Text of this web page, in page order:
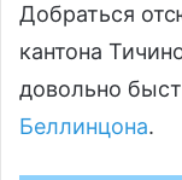
Добраться
кантона
довольно
Беллинцона.